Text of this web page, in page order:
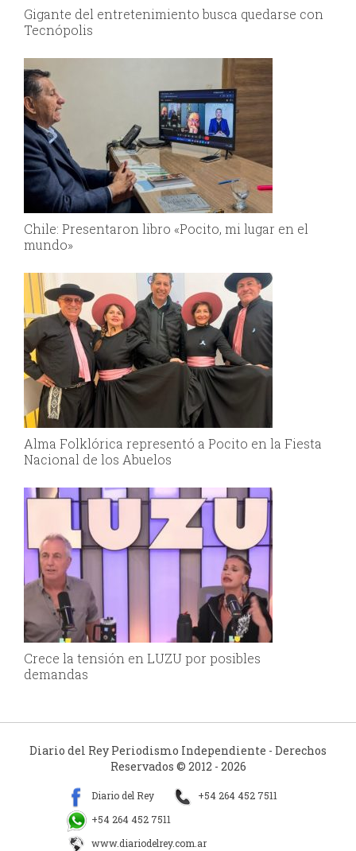
Gigante del entretenimiento busca quedarse con
Tecnópolis
Chile: Presentaron libro «Pocito, mi lugar en el
mundo»
Alma Folklórica representó a Pocito en la Fiesta
Nacional de los Abuelos
Crece la tensión en LUZU por posibles
demandas
Diario del Rey Periodismo Independiente - Derechos
Reservados © 2012 - 2026
Diario del Rey
+54 264 452 7511
+54 264 452 7511
www.diariodelrey.com.ar